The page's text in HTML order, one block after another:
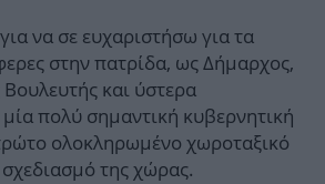
να σε ευχαριστήσω για τα
στην πατρίδα, ως Δήμαρχος,
και ύστερα
πολύ σημαντική κυβερνητική
ολοκληρωμένο χωροταξικό
της χώρας.